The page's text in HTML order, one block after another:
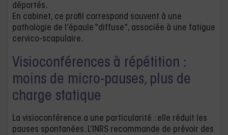
déportés.
En cabinet, ce profil correspond souvent à une
pathologie de l’épaule “diffuse”, associée à une fatigue
cervico-scapulaire.
Visioconférences à répétition :
moins de micro-pauses, plus de
charge statique
La visioconférence a une particularité : elle réduit les
pauses spontanées. L’INRS recommande de prévoir des